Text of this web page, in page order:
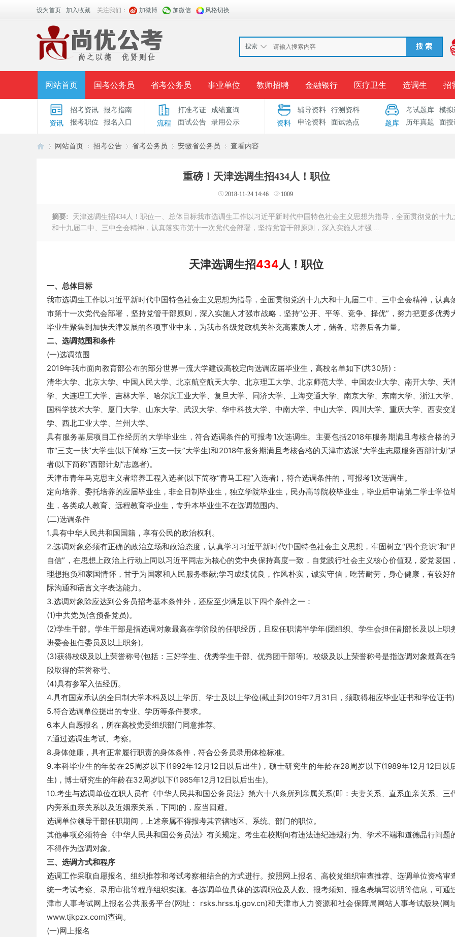
设为首页 加入收藏 关注我们： 加微博 加微信 风格切换
搜索 搜 索
网站首页 国考公务员 省考公务员 事业单位 教师招聘 金融银行 医疗卫生 选调生 招
面授课程 招考公告 面试公告 报考指导 准考证打印 成绩查询 录用公示 考
时政热点 视频课堂 名师团队 学员风采 考试专题
资讯
招考资讯
报考指南
报考职位
报名入口 流程
打准考证
成绩查询
面试公告
录用公示 资料
辅导资料
行测资料
申论资料
面试热点 题库
考试题库
模拟
历年真题
面授
网站首页 招考公告 省考公务员 安徽省公务员
›
查看内容
重磅！天津选调生招434人！职位
2018-11-24 14:46 1009
摘要: 天津选调生招434人！职位一、总体目标我市选调生工作以习近平新时代中国特色社会主义思想为指导，全面贯彻党的十九
和十九届二中、三中全会精神，认真落实市第十一次党代会部署，坚持党管干部原则，深入实施人才强 ...
天津选调生招434人！职位
一、总体目标
我市选调生工作以习近平新时代中国特色社会主义思想为指导，全面贯彻党的十九大和十九届二中、三中全会精神，认真
市第十一次党代会部署，坚持党管干部原则，深入实施人才强市战略，坚持“公开、平等、竞争、择优”，努力把更多优秀
毕业生聚集到加快天津发展的各项事业中来，为我市各级党政机关补充高素质人才，储备、培养后备力量。
二、选调范围和条件
(一)选调范围
2019年我市面向教育部公布的部分世界一流大学建设高校定向选调应届毕业生，高校名单如下(共30所)：
清华大学、北京大学、中国人民大学、北京航空航天大学、北京理工大学、北京师范大学、中国农业大学、南开大学、天
学、大连理工大学、吉林大学、哈尔滨工业大学、复旦大学、同济大学、上海交通大学、南京大学、东南大学、浙江大学
国科学技术大学、厦门大学、山东大学、武汉大学、华中科技大学、中南大学、中山大学、四川大学、重庆大学、西安交
学、西北工业大学、兰州大学。
具有服务基层项目工作经历的大学毕业生，符合选调条件的可报考1次选调生。主要包括2018年服务期满且考核合格的
市“三支一扶”大学生(以下简称“三支一扶”大学生)和2018年服务期满且考核合格的天津市选派“大学生志愿服务西部计划”
者(以下简称“西部计划”志愿者)。
天津市青年马克思主义者培养工程入选者(以下简称“青马工程”入选者)，符合选调条件的，可报考1次选调生。
定向培养、委托培养的应届毕业生，非全日制毕业生，独立学院毕业生，民办高等院校毕业生，毕业后申请第二学士学位
生，各类成人教育、远程教育毕业生，专升本毕业生不在选调范围内。
(二)选调条件
1.具有中华人民共和国国籍，享有公民的政治权利。
2.选调对象必须有正确的政治立场和政治态度，认真学习习近平新时代中国特色社会主义思想，牢固树立“四个意识”和“
自信”，在思想上政治上行动上同以习近平同志为核心的党中央保持高度一致，自觉践行社会主义核心价值观，爱党爱国
理想抱负和家国情怀，甘于为国家和人民服务奉献;学习成绩优良，作风朴实，诚实守信，吃苦耐劳，身心健康，有较好
际沟通和语言文字表达能力。
3.选调对象除应达到公务员招考基本条件外，还应至少满足以下四个条件之一：
(1)中共党员(含预备党员)。
(2)学生干部。学生干部是指选调对象最高在学阶段的任职经历，且应任职满半学年(团组织、学生会担任副部长及以上职
班委会担任委员及以上职务)。
(3)获得校级及以上荣誉称号(包括：三好学生、优秀学生干部、优秀团干部等)。校级及以上荣誉称号是指选调对象最高在
段取得的荣誉称号。
(4)具有参军入伍经历。
4.具有国家承认的全日制大学本科及以上学历、学士及以上学位(截止到2019年7月31日，须取得相应毕业证书和学位证书)
5.符合选调单位提出的专业、学历等条件要求。
6.本人自愿报名，所在高校党委组织部门同意推荐。
7.通过选调生考试、考察。
8.身体健康，具有正常履行职责的身体条件，符合公务员录用体检标准。
9.本科毕业生的年龄在25周岁以下(1992年12月12日以后出生)，硕士研究生的年龄在28周岁以下(1989年12月12日以
生)，博士研究生的年龄在32周岁以下(1985年12月12日以后出生)。
10.考生与选调单位在职人员有《中华人民共和国公务员法》第六十八条所列亲属关系(即：夫妻关系、直系血亲关系、三
内旁系血亲关系以及近姻亲关系，下同)的，应当回避。
选调单位领导干部任职期间，上述亲属不得报考其管辖地区、系统、部门的职位。
其他事项必须符合《中华人民共和国公务员法》有关规定。考生在校期间有违法违纪违规行为、学术不端和道德品行问题
不得作为选调对象。
三、选调方式和程序
选调工作采取自愿报名、组织推荐和考试考察相结合的方式进行。按照网上报名、高校党组织审查推荐、选调单位资格审查
统一考试考察、录用审批等程序组织实施。各选调单位具体的选调职位及人数、报考须知、报名表填写说明等信息，可通
津市人事考试网上报名公共服务平台(网址： rsks.hrss.tj.gov.cn)和天津市人力资源和社会保障局网站人事考试版块(网
www.tjkpzx.com)查询。
(一)网上报名